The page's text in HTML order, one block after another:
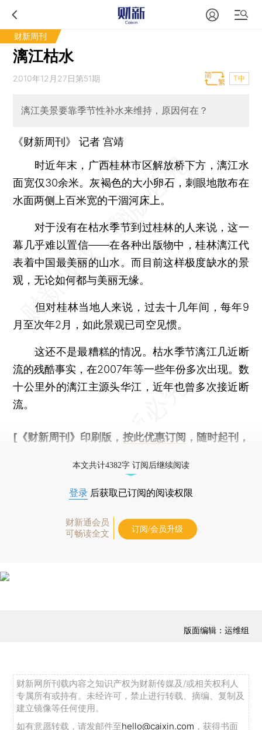
财新周刊
漓江枯水
2010年12月27日第51期 T中
漓江美景要靠季节性补水来维持，原因何在？
《财新周刊》 记者宫靖
时近年末，广西桂林市区解放桥下方，漓江水
面宽仅30余米。灰褐色的大小卵石，刺眼地散布在
水面两侧上百米宽的干涸河床上。
对于没有在枯水季节到过桂林的人来说，这一
幕几乎难以置信——在各种出版物中，桂林漓江代
表着中国最美丽的山水。而目前这样极度缺水的景
观，无论如何都与美丽无缘。
但对桂林当地人来说，过去十几年间，每年9
月至次年2月，如此景观已司空见惯。
这还不是最糟糕的情况。枯水季节漓江几近断
流的残酷事实，在2007年等一些年份多次出现。数
十公里外的漓江主源头华江，近年也曾多次接近断
流。
[《财新周刊》印刷版， 按此优惠订阅 ，随时起刊，
本文共计4382字 订阅后继续阅读
登录 后获取已订阅的阅读权限
财新通会员
可畅读全文
订阅/会员升级
版面编辑：运维组
财新网所刊载内容之知识产权为财新传媒及/或相关权利人
专属所有或持有。未经许可，禁止进行转载、摘编、复制及
建立镜像等任何使用。
如有意愿转载，请发邮件至hello@caixin.com ，获得书面